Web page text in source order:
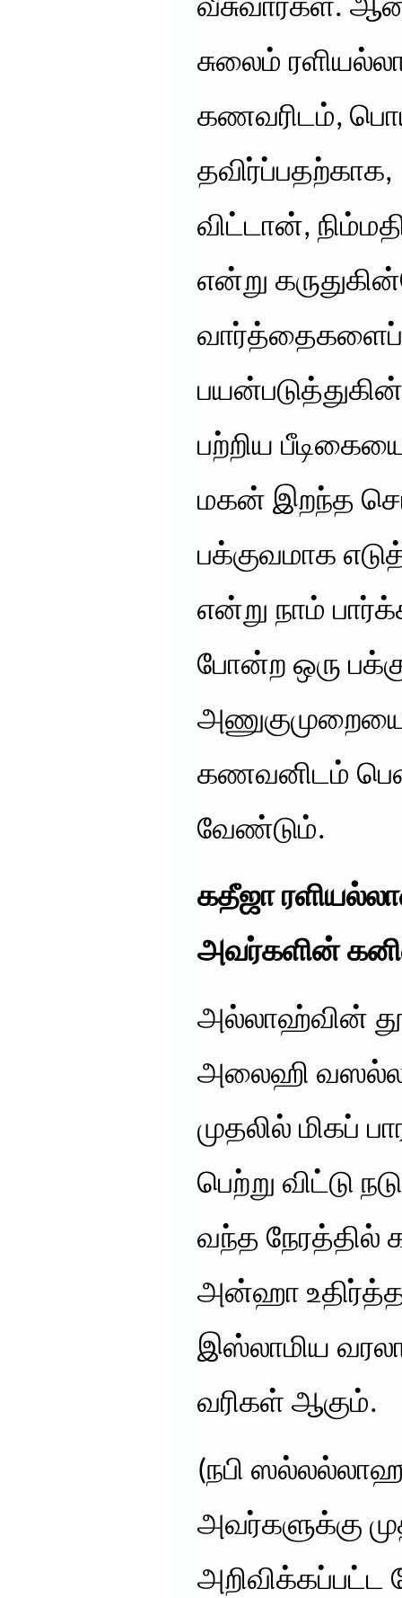
வீசுவார்கள்.
சுலைம்
கணவரிடம்,
விட்டான்,
என்று
வார்த்தைகளைப்
பற்றிய
மகன் இறந்த
பக்குவமாக
என்று நாம்
போன்ற ஒரு
கணவனிடம்
வேண்டும்.
கதீஜா
அவர்களின்
அல்லாஹ்வின்
அலைஹி
முதலில் மிகப்
பெற்று விட்டு
வந்த நேரத்தில்
அன்ஹா
இஸ்லாமிய
வரிகள் ஆகும்.
(நபி
அவர்களுக்கு